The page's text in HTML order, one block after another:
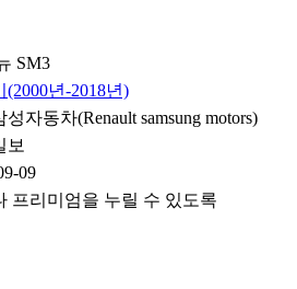
SM3
(2000년-2018년)
성자동차(Renault samsung motors)
보
09
프리미엄을 누릴 수 있도록